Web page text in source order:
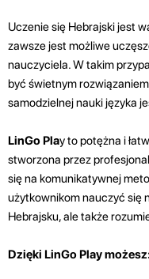
Uczenie się Hebrajski jest
zawsze jest możliwe
nauczyciela. W takim
być świetnym
samodzielnej nauki języka
LinGo Play to potężna i
stworzona przez
się na komunikatywnej
użytkownikom nauczyć się
Hebrajsku, ale także
Dzięki LinGo Play